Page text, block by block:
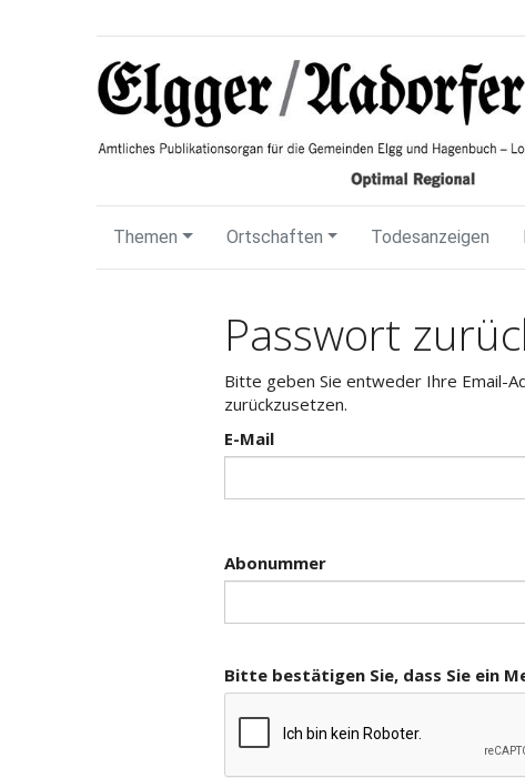
Themen Ortschaften Todesanzeigen